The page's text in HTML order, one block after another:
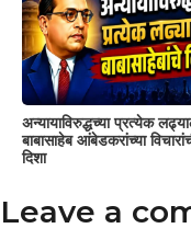
अन्यायाविरुद्धच्या प्रत्येक
बाबासाहेब आंबेडकरांच्या
दिशा
Leave a